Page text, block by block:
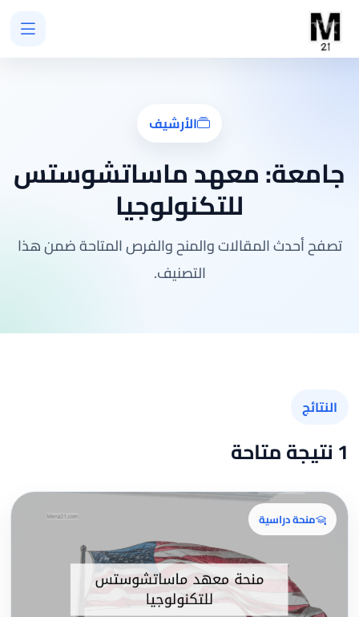
الأرشيف
جامعة:معهد ماساتشوستس
للتكنولوجيا
تصفح أحدث المقالات والمنح والفرص المتاحة ضمن هذا
التصنيف.
النتائج
1 نتيجة متاحة
منحة دراسية